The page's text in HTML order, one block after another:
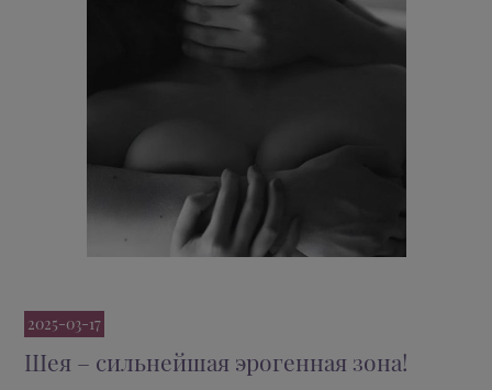
2025-03-17
Шея – сильнейшая эрогенная зона!